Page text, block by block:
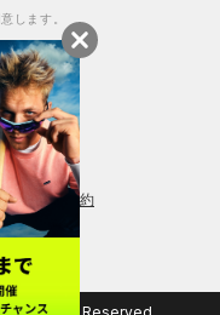
します。
会員規約